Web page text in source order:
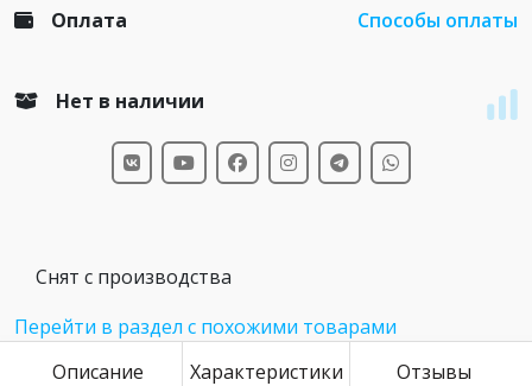
Оплата Способы оплаты
Нет в наличии
Снят с производства
Перейти в раздел с похожими товарами
Описание
Характеристики Отзывы